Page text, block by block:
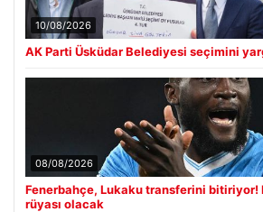
10/08/2026
AK Parti Üsküdar Belediyesi seçimini
08/08/2026
Fenerbahçe, Lukaku transferini bitiriyor!
rüyası olacak